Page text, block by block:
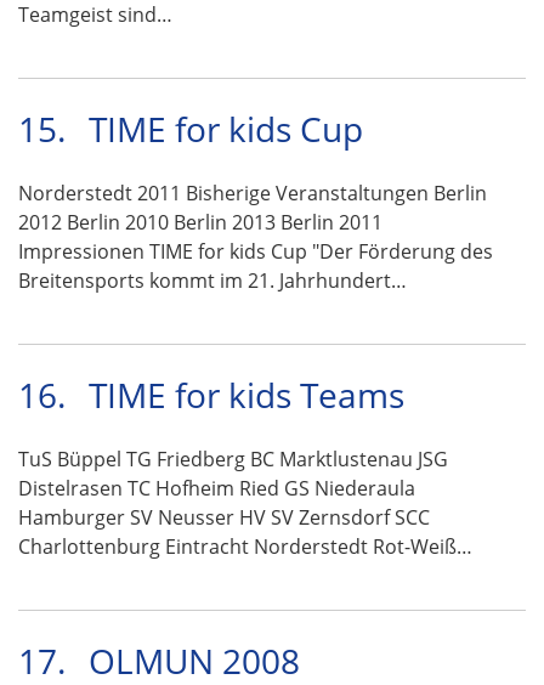
Teamgeist sind…
15. TIME for kids Cup
Norderstedt 2011 Bisherige Veranstaltungen Berlin
2012 Berlin 2010 Berlin 2013 Berlin 2011
Impressionen TIME for kids Cup "Der Förderung des
Breitensports kommt im 21. Jahrhundert…
16. TIME for kids Teams
TuS Büppel TG Friedberg BC Marktlustenau JSG
Distelrasen TC Hofheim Ried GS Niederaula
Hamburger SV Neusser HV SV Zernsdorf SCC
Charlottenburg Eintracht Norderstedt Rot-Weiß…
17. OLMUN 2008